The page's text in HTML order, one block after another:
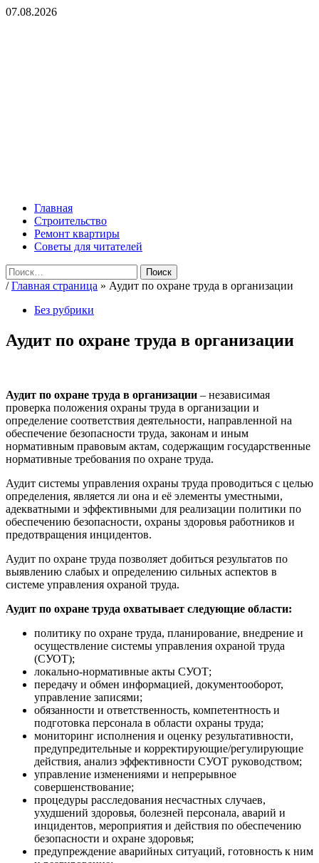
Перейти
07.08.2026
Главная
Строительство
Ремонт квартиры
Советы для читателей
Найти:
/Главная страница » Аудит по охране труда в организации
Без рубрики
Аудит по охране труда в организации
Аудит по охране труда в организации – независимая
проверка положения охраны труда в организации и
определение соответствия деятельности, направленной на
обеспечение безопасности труда, законам и иным
нормативным правовым актам, содержащим государственные
нормативные требования по охране труда.
Аудит системы управления охраны труда проводиться с целью
определения, является ли она и её элементы уместными,
адекватными и эффективными для реализации политики по
обеспечению безопасности, охраны здоровья работников и
предотвращения инцидентов.
Аудит по охране труда позволяет добиться результатов по
выявлению слабых и определению сильных аспектов в
системе управления охраной труда.
Аудит по охране труда охватывает следующие области:
политику по охране труда, планирование, внедрение и
осуществление системы управления охраной труда
(СУОТ);
локально-нормативные акты СУОТ;
передачу и обмен информацией, документооборот,
управление записями;
обязанности и ответственность, компетентность и
подготовка персонала в области охраны труда;
мониторинг исполнения и оценку результативности,
предупредительные и корректирующие/регулирующие
действия, анализ эффективности СУОТ руководством;
управление изменениями и непрерывное
совершенствование;
процедуры расследования несчастных случаев,
ухудшений здоровья, болезней персонала, аварий и
инцидентов, мероприятия и действия по обеспечению
безопасности и охране здоровья;
предупреждение аварийных ситуаций, готовность к ним